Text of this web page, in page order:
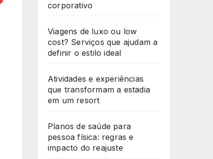
corporativo
Viagens de luxo ou low
cost? Serviços que ajudam a
definir o estilo ideal
Atividades e experiências
que transformam a estadia
em um resort
Planos de saúde para
pessoa física: regras e
impacto do reajuste